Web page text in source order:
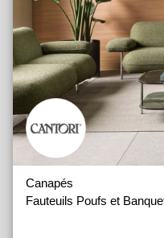
Canapés
Fauteuils Poufs et